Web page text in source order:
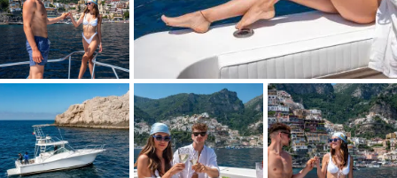
Email *
Nazionalità
Informazioni richieste
Luogo di ritiro *